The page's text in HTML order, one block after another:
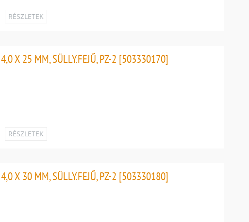
RÉSZLETEK
X 25 MM, SÜLLY.FEJŰ, PZ-2 [503330170]
RÉSZLETEK
X 30 MM, SÜLLY.FEJŰ, PZ-2 [503330180]